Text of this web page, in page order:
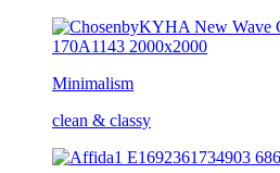
Minimalism
clean & classy